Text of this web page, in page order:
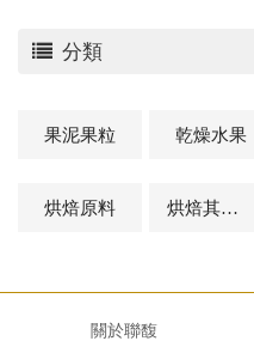
分類
果泥果粒 乾燥水果
烘焙原料 烘焙其他及相關商品
關於聯馥